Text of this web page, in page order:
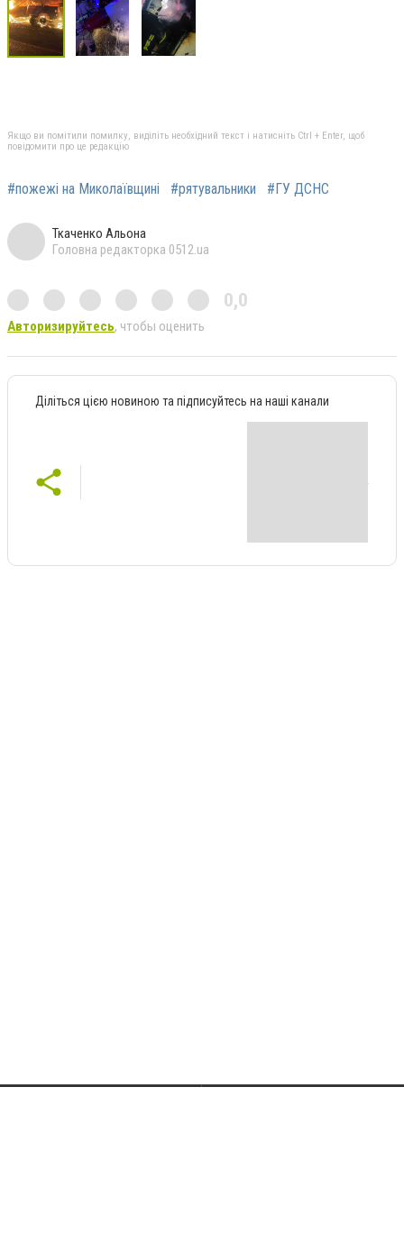
Якщо ви помітили помилку, виділіть необхідний текст і натисніть Ctrl + Enter, щоб
повідомити про це редакцію
#пожежі на Миколаївщині #рятувальники #ГУ ДСНС
Ткаченко Альона
Головна редакторка 0512.ua
0,0
Авторизируйтесь, чтобы оценить
Діліться цією новиною та підписуйтесь на наші канали